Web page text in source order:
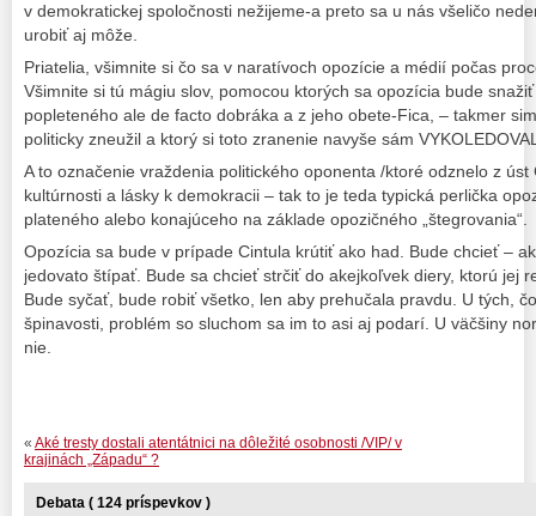
v demokratickej spoločnosti nežijeme-a preto sa u nás všeličo
urobiť aj môže.
Priatelia, všimnite si čo sa v naratívoch opozície a médií počas
Všimnite si tú mágiu slov, pomocou ktorých sa opozícia bude
popleteného ale de facto dobráka a z jeho obete-Fica, – takmer
politicky zneužil a ktorý si toto zranenie navyše sám
A to označenie vraždenia politického oponenta /ktoré odznelo z
kultúrnosti a lásky k demokracii – tak to je teda typická perlička
plateného alebo konajúceho na základe opozičného „štegrovania“.
Opozícia sa bude v prípade Cintula krútiť ako had. Bude chcieť –
jedovato štípať. Bude sa chcieť strčiť do akejkoľvek diery, ktorú jej
Bude syčať, bude robiť všetko, len aby prehučala pravdu. U tých,
špinavosti, problém so sluchom sa im to asi aj podarí. U väčšiny
nie.
« Aké tresty dostali atentátnici na dôležité osobnosti /VIP/ v
krajinách „Západu“ ?
Debata ( 124 príspevkov )